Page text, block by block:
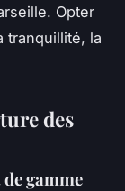
Opter
tranquillité, la
des
gamme